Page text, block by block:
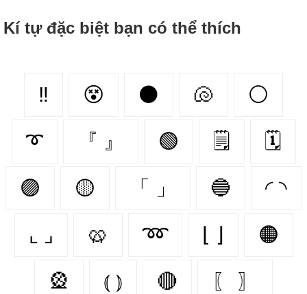
Kí tự đặc biệt bạn có thể thích
‼ 😵‍ ⚫ 🐚 ⚪
➰ 『 』 🟢 🗒 🗓
🟣 🟡 「 」 🔵 ◜ ◝
⌞ ⌟ 🥨 ➿ 🟠
🎡 ⦅ ⦆ 🔴 〖 〗